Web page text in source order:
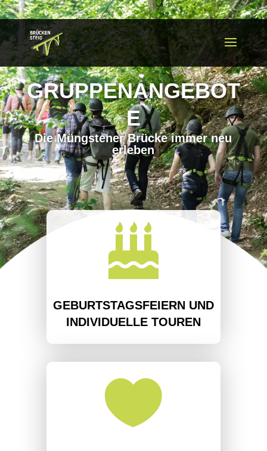
GRUPPENANGEBOT
E
Die Müngstener Brücke immer neu
erleben

GEBURTSTAGSFEIERN UND
INDIVIDUELLE TOUREN
